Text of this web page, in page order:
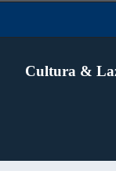
Cultura &